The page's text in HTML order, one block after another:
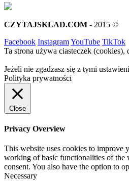
CZYTAJSKLAD.COM - 2015 ©
Facebook InstagramYouTube TikTok
Ta strona używa ciasteczek (cookies),
Jeżeli nie zgadzasz się z tymi
Polityka prywatności
Close
Privacy Overview
This website uses cookies to improve
working of basic functionalities of the
consent. You also have the option to
Necessary